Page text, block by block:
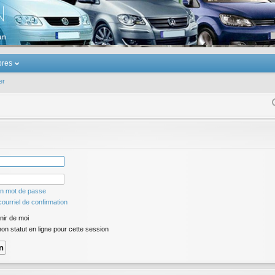
Touran
mot de passe
de confirmation
de moi
statut en ligne pour cette session